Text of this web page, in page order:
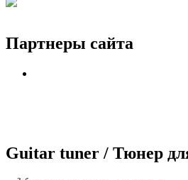
Партнеры сайта
Guitar tuner / Тюнер